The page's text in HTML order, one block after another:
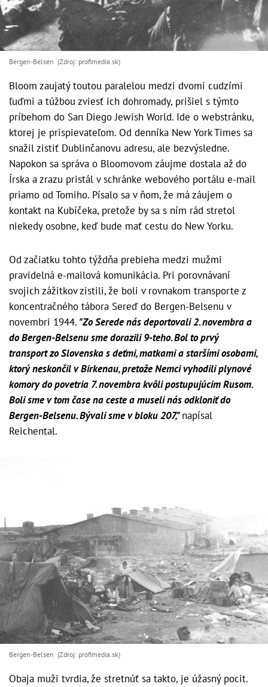
Bergen-Belsen (Zdroj: profimedia.sk)
Bloom zaujatý toutou paralelou medzi dvomi cudzími
ľuďmi a túžbou zviesť ich dohromady, prišiel s týmto
príbehom do San Diego Jewish World. Ide o webstránku,
ktorej je prispievateľom. Od denníka New York Times sa
snažil zistiť Dublinčanovu adresu, ale bezvýsledne.
Napokon sa správa o Bloomovom záujme dostala až do
Írska a zrazu pristál v schránke webového portálu e-mail
priamo od Tomiho. Písalo sa v ňom, že má záujem o
kontakt na Kubíčeka, pretože by sa s ním rád stretol
niekedy osobne, keď bude mať cestu do New Yorku.
Od začiatku tohto týždňa prebieha medzi mužmi
pravidelná e-mailová komunikácia. Pri porovnávaní
svojich zážitkov zistili, že boli v rovnakom transporte z
koncentračného tábora Sereď do Bergen-Belsenu v
novembri 1944. "Zo Serede nás deportovali 2. novembra a
do Bergen-Belsenu sme dorazili 9-teho. Bol to prvý
transport zo Slovenska s deťmi, matkami a staršími osobami,
ktorý neskončil v Birkenau, pretože Nemci vyhodili plynové
komory do povetria 7. novembra kvôli postupujúcim Rusom.
Boli sme v tom čase na ceste a museli nás odkloniť do
Bergen-Belsenu. Bývali sme v bloku 207,"napísal
Reichental.
Bergen-Belsen (Zdroj: profimedia.sk)
Obaja muži tvrdia, že stretnúť sa takto, je úžasný pocit.